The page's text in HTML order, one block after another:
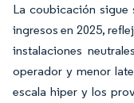
La coubicación sigue
ingresos en 2025,
instalaciones
operador y menor
escala hiper y los